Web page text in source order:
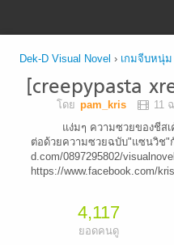
Dek-D Visual Novel › เกมจีบหนุ่
[creepypasta
โดย pam_kris 11
แง่มๆ ความซวยของชีส
ต่อด้วยความซวยฉบับ"แซนวิช"
d.com/0897295802/
https://www.facebook.com/
4,117
ยอดคนดู